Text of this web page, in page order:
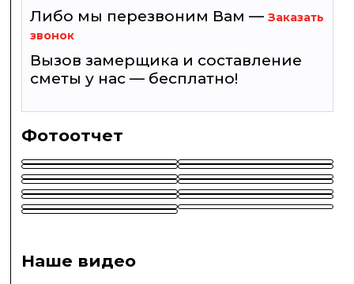
Либо мы перезвоним Вам —Заказать
звонок
Вызов замерщика и составление
сметы у нас — бесплатно!
Фотоотчет
Наше видео